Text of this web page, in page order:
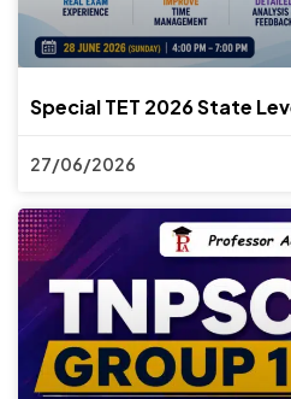
Special TET 2026 State
27/06/2026